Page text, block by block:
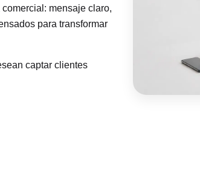
mensaje claro,
para transformar
captar clientes